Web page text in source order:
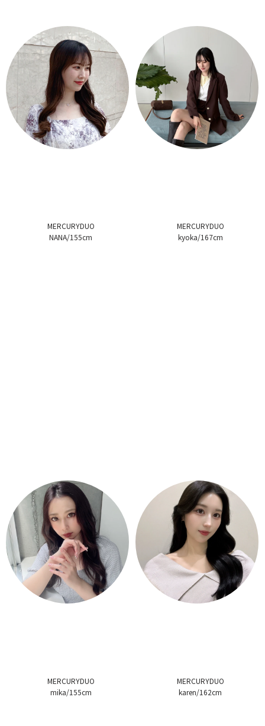
MERCURYDUO
NANA/155cm
MERCURYDUO
kyoka/167cm
MERCURYDUO
mika/155cm
MERCURYDUO
karen/162cm